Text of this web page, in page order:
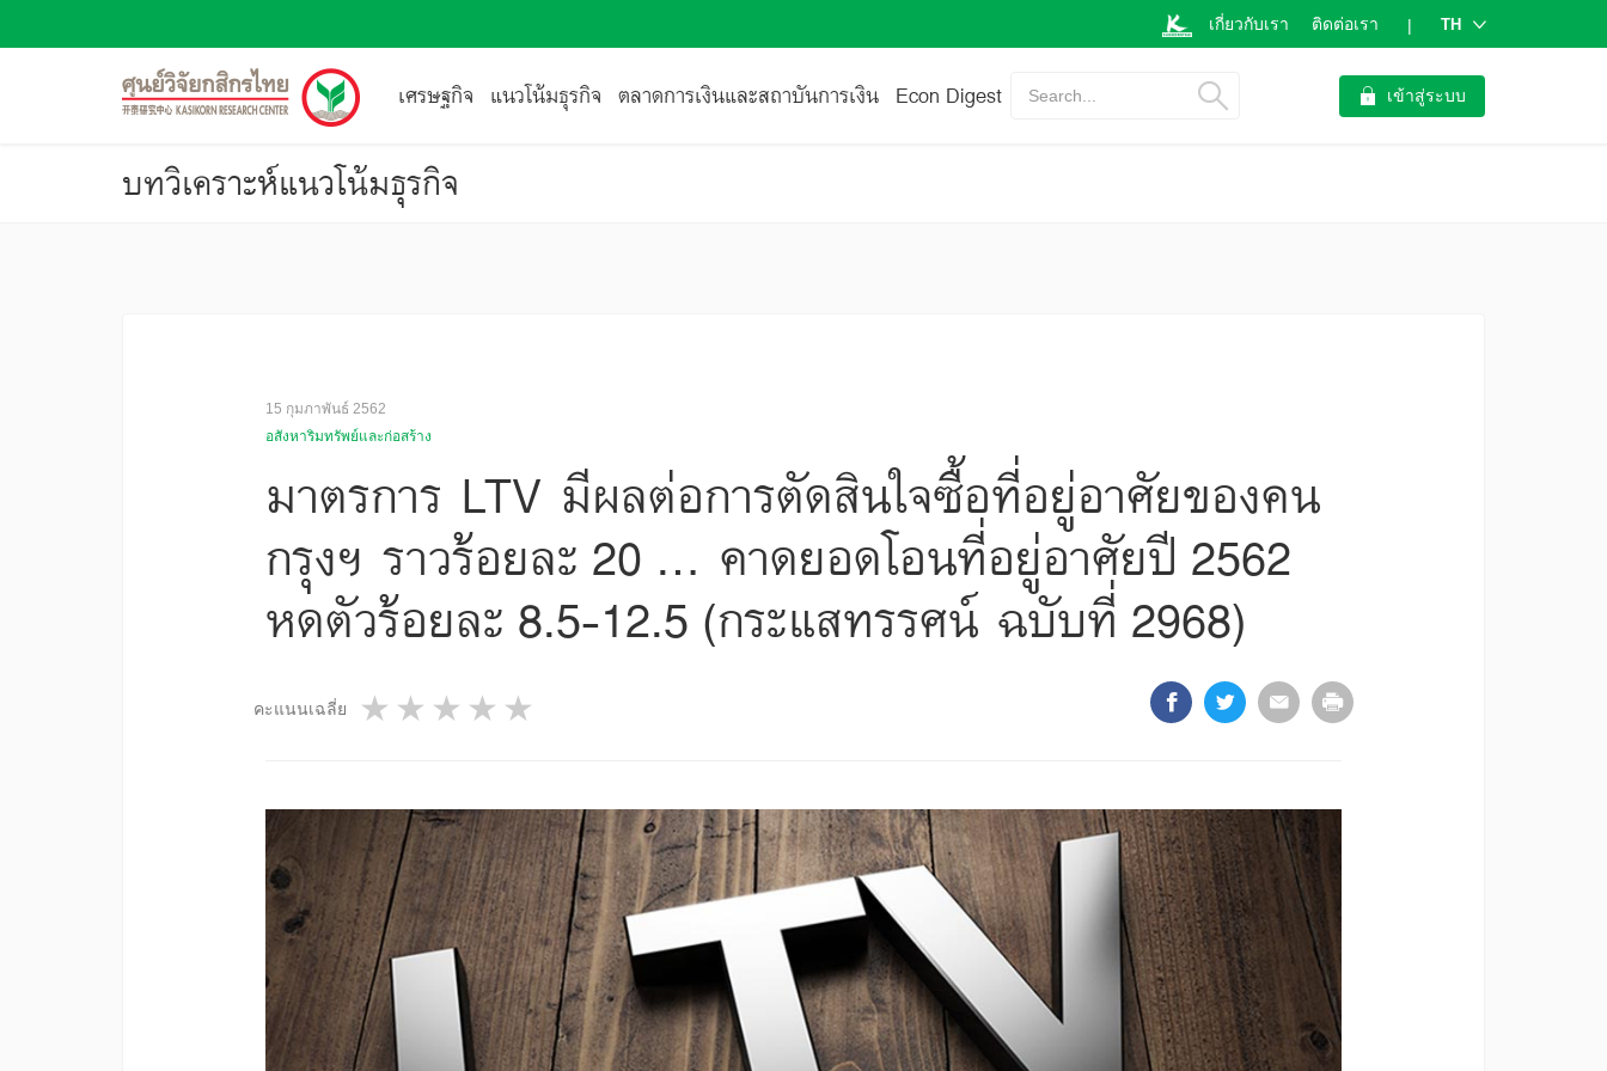
เกี่ยวกับเรา ติดต่อเรา | TH
เศรษฐกิจ แนวโน้มธุรกิจ ตลาดการเงินและสถาบันการเงิน Econ Digest Search... เข้าสู่ระบบ
บทวิเคราะห์แนวโน้มธุรกิจ
15 กุมภาพันธ์ 2562
อสังหาริมทรัพย์และก่อสร้าง
มาตรการ LTV มีผลต่อการตัดสินใจซื้อที่อยู่อาศัยของคน
กรุงฯ ราวร้อยละ 20 ... คาดยอดโอนที่อยู่อาศัยปี 2562
หดตัวร้อยละ 8.5-12.5 (กระแสทรรศน์ ฉบับที่ 2968)
คะแนนเฉลี่ย 4 stars
3 stars
2 stars
1 star